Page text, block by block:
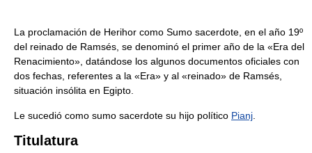
La proclamación de Herihor como Sumo sacerdote, en el año 19º
del reinado de Ramsés, se denominó el primer año de la «Era del
Renacimiento», datándose los algunos documentos oficiales con
dos fechas, referentes a la «Era» y al «reinado» de Ramsés,
situación insólita en Egipto.
Le sucedió como sumo sacerdote su hijo político Pianj
Titulatura